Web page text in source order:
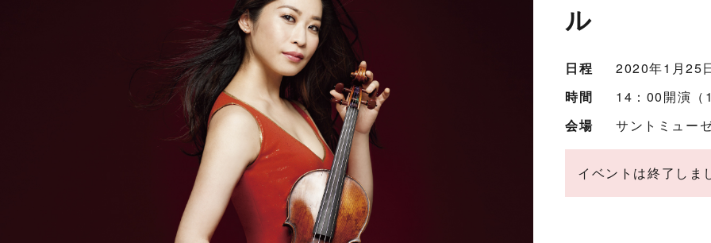
ル
日程
2020年1月25
時間
14：00開演（
会場
サントミュー
イベントは終了しま